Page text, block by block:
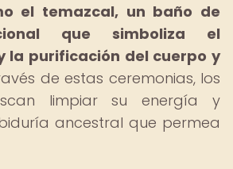
el temazcal, un baño de
que simboliza el
la purificación del cuerpo y
de estas ceremonias, los
limpiar su energía y
ancestral que permea